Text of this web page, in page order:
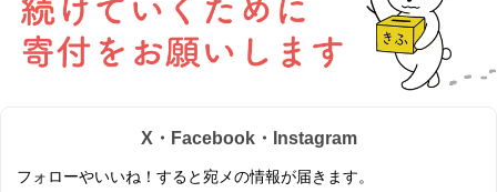
X・Facebook・Instagram
フォローやいいね！すると宛メの情報が届きます。